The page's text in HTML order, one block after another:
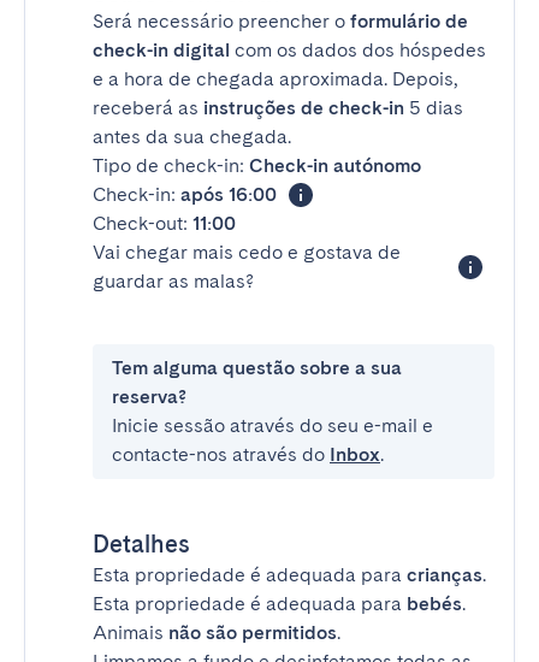
Será necessário preencher o formulário de
check-in digital com os dados dos hóspedes
e a hora de chegada aproximada. Depois,
receberá as instruções de check-in 5 dias
antes da sua chegada.
Tipo de check-in: Check-in autónomo
Check-in: após 16:00
Check-out: 11:00
Vai chegar mais cedo e gostava de
guardar as malas?
Tem alguma questão sobre a sua
reserva?
Inicie sessão através do seu e-mail e
contacte-nos através do Inbox.
Detalhes
Esta propriedade é adequada para crianças.
Esta propriedade é adequada para bebés.
Animais não são permitidos.